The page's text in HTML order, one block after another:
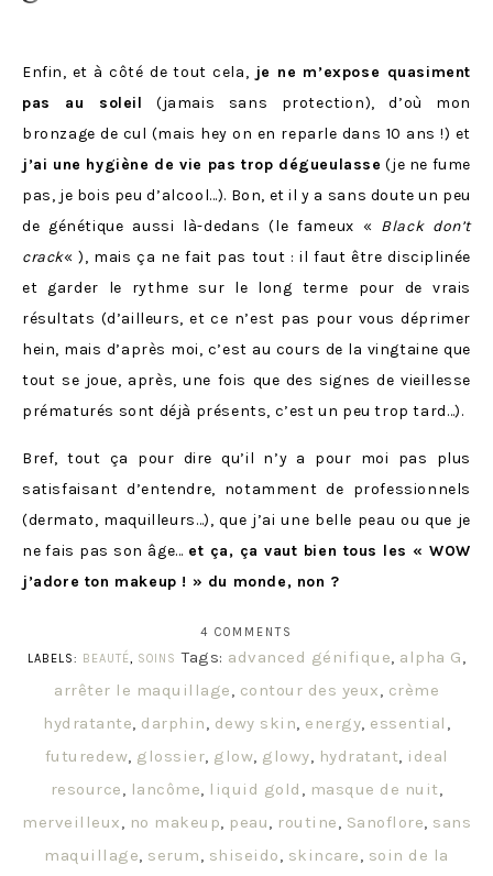
Enfin, et à côté de tout cela, je ne m’expose quasiment
pas au soleil (jamais sans protection), d’où mon
bronzage de cul (mais hey on en reparle dans 10 ans !) et
j’ai une hygiène de vie pas trop dégueulasse (je ne fume
pas, je bois peu d’alcool…). Bon, et il y a sans doute un peu
de génétique aussi là-dedans (le fameux « Black don’t
crack« ), mais ça ne fait pas tout : il faut être disciplinée
et garder le rythme sur le long terme pour de vrais
résultats (d’ailleurs, et ce n’est pas pour vous déprimer
hein, mais d’après moi, c’est au cours de la vingtaine que
tout se joue, après, une fois que des signes de vieillesse
prématurés sont déjà présents, c’est un peu trop tard…).
Bref, tout ça pour dire qu’il n’y a pour moi pas plus
satisfaisant d’entendre, notamment de professionnels
(dermato, maquilleurs…), que j’ai une belle peau ou que je
ne fais pas son âge… et ça, ça vaut bien tous les « WOW
j’adore ton makeup ! » du monde, non ?
4 COMMENTS
LABELS: BEAUTÉ, SOINS Tags: advanced génifique, alpha G,
arrêter le maquillage, contour des yeux, crème
hydratante, darphin, dewy skin, energy, essential ,
futuredew, glossier, glow, glowy, hydratant, ideal
resource, lancôme, liquid gold , masque de nuit,
merveilleux, no makeup, peau, routine, Sanoflore, sans
maquillage, serum, shiseido, skincare, soin de la